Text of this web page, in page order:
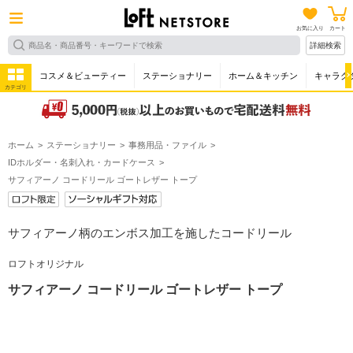
お気に入り カート
詳細検索
カテゴリ
コスメ＆ビューティー ステーショナリー ホーム＆キッチン キャラク
ホーム ステーショナリー
事務用品・ファイル
IDホルダー・名刺入れ・カードケース
サフィアーノ コードリール ゴートレザー トープ
サフィアーノ柄のエンボス加工を施したコードリール
ロフトオリジナル
サフィアーノ コードリール ゴートレザー トープ